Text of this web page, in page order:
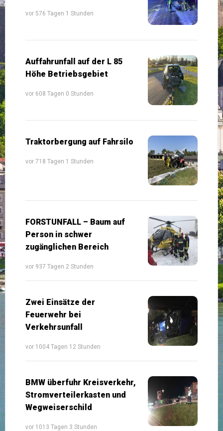
vor 576 Tagen 1 Stunden
Auffahrunfall auf der L 85
Höhe Betriebsgebiet
vor 608 Tagen 0 Stunden
Traktorbergung auf Fahrsilo
vor 718 Tagen 1 Stunden
FORSTUNFALL – Baum auf
Person in schwer
zugänglichen Bereich
vor 937 Tagen 2 Stunden
Zwei Einsätze der
Feuerwehr bei
Verkehrsunfall
vor 1004 Tagen 12 Stunden
BMW überfuhr Kreisverkehr,
Stromverteilerkasten und
Wegweiserschild
vor 1013 Tagen 3 Stunden